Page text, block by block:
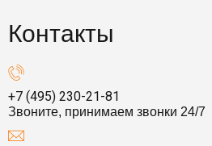
Контакты
+7 (495) 230-21-81
Звоните, принимаем звонки 24/7